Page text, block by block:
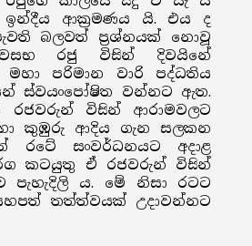
ආක්‍රමණය යි. එය ද
බලවත් ප්‍රශ්නයක් නොවූ
රජු විසින් දිවයිනේ
පරිමාන වාරි පද්ධතිය
ස්වයංපෝෂිත වන්නට ඇත.
රජවරුන් විසින් ආරාමවලට
කුඹුරු ආදිය ගැන සලකන
රටේ සංවර්ධනයට අදාළ
කටයුතු ඒ රජවරුන් විසින්
ය. මේ නිසා රටට
තත්ත්වයක් උදාවන්නට